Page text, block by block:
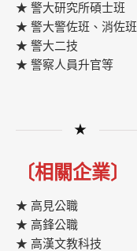
★ 警大研究所碩士班
★ 警大警佐班、消佐班
★ 警大二技
★ 警察人員升官等
★
〔相關企業〕
★ 高見公職
★ 高鋒公職
★ 高漢文教科技